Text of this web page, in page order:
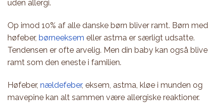
uden allergi.
Op imod 10% af alle danske børn bliver ramt. Børn med
høfeber, børneeksem eller astma er særligt udsatte.
Tendensen er ofte arvelig. Men din baby kan også blive
ramt som den eneste i familien.
Høfeber, nældefeber, eksem, astma, kløe i munden og
mavepine kan alt sammen være allergiske reaktioner.